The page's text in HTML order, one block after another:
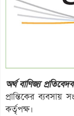
অর্থ বাণিজ্য
প্রান্তিকের ব্যবসায়
কর্তৃপক্ষ।